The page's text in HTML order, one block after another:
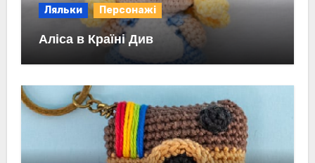
Ляльки Персонажі
Аліса в Країні Див